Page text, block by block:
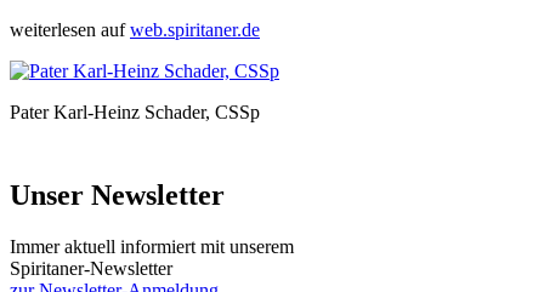
weiterlesen aufweb.spiritaner.de
Pater Karl-Heinz Schader, CSSp
Unser Newsletter
Immer aktuell informiert mit unserem
Spiritaner-Newsletter